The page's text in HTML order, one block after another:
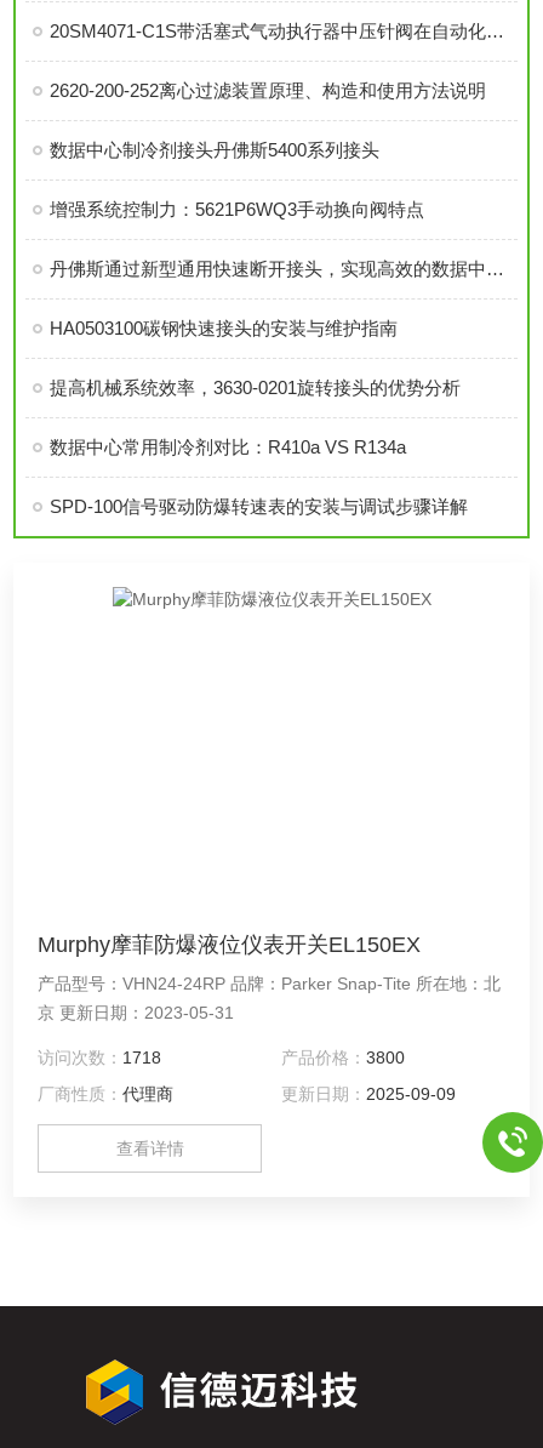
20SM4071-C1S带活塞式气动执行器中压针阀在自动化系统中的角色与功能
2620-200-252离心过滤装置原理、构造和使用方法说明
数据中心制冷剂接头丹佛斯5400系列接头
增强系统控制力：5621P6WQ3手动换向阀特点
丹佛斯通过新型通用快速断开接头，实现高效的数据中心液冷
HA0503100碳钢快速接头的安装与维护指南
提高机械系统效率，3630-0201旋转接头的优势分析
数据中心常用制冷剂对比：R410a VS R134a
SPD-100信号驱动防爆转速表的安装与调试步骤详解
Murphy摩菲防爆液位仪表开关EL150EX
产品型号：VHN24-24RP 品牌：Parker Snap-Tite 所在地：北
京 更新日期：2023-05-31
访问次数： 1718 产品价格： 3800
厂商性质：代理商 更新日期： 2025-09-09
查看详情